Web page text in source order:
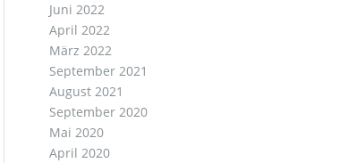
Juni 2022
April 2022
März 2022
September 2021
August 2021
September 2020
Mai 2020
April 2020